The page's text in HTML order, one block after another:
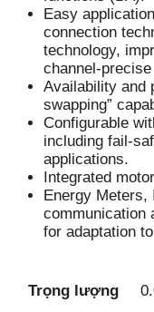
Easy
connection
technology,
channel-
Availability and
swapping”
Configurable
including fail-
applications.
Integrated
Energy Meters,
communication
for adaptation
Trọng lượng